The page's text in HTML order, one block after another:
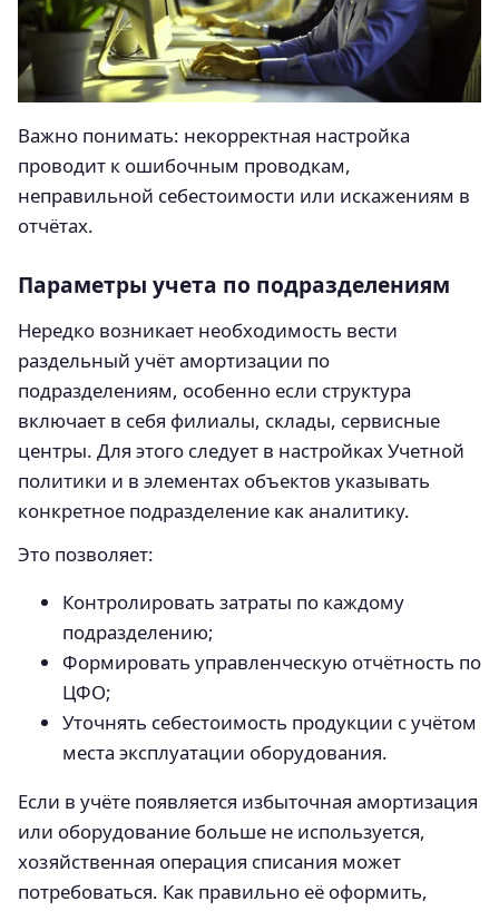
Важно понимать: некорректная настройка
проводит к ошибочным проводкам,
неправильной себестоимости или искажениям в
отчётах.
Параметры учета по подразделениям
Нередко возникает необходимость вести
раздельный учёт амортизации по
подразделениям, особенно если структура
включает в себя филиалы, склады, сервисные
центры. Для этого следует в настройках Учетной
политики и в элементах объектов указывать
конкретное подразделение как аналитику.
Это позволяет:
Контролировать затраты по каждому
подразделению;
Формировать управленческую отчётность по
ЦФО;
Уточнять себестоимость продукции с учётом
места эксплуатации оборудования.
Если в учёте появляется избыточная амортизация
или оборудование больше не используется,
хозяйственная операция списания может
потребоваться. Как правильно её оформить,